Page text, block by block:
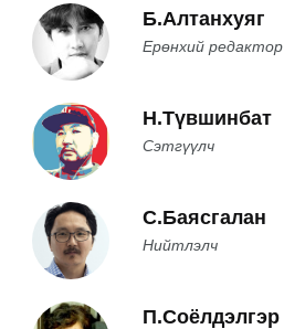
Б.Алтанхуяг
Ерөнхий редактор
Н.Түвшинбат
Сэтгүүлч
С.Баясгалан
Нийтлэлч
П.Соёлдэлгэр